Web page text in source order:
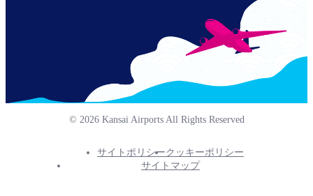
© 2026 Kansai Airports All Rights Reserved
サイトポリシークッキーポリシー
サイトマップ